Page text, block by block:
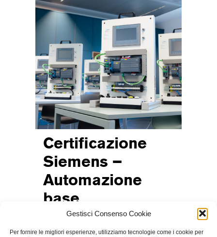
Gestisci Consenso Cookie
Per fornire le migliori esperienze, utilizziamo tecnologie come i cookie per
Certificazione
Siemens –
Automazione
base